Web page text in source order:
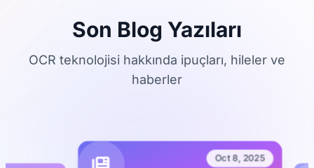
Son Blog Yazıları
OCR teknolojisi hakkında ipuçları, hileler ve
haberler
Oct 8, 2025